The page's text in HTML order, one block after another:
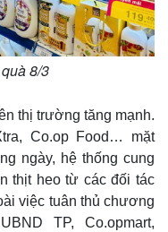
8/3
thị trường tăng mạnh.
Co.op Food… mặt
ngày, hệ thống cung
thịt heo từ các đối tác
việc tuân thủ chương
TP, Co.opmart,